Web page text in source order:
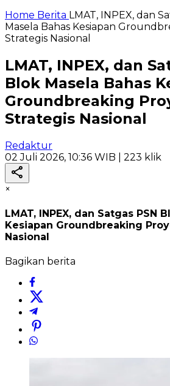
Home Berita LMAT, INPEX, dan
Masela Bahas Kesiapan
Strategis Nasional
LMAT, INPEX, dan
Blok Masela Bahas
Groundbreaking
Strategis Nasional
Redaktur
02 Juli 2026, 10:36 WIB | 223 klik
×
LMAT, INPEX, dan Satgas PSN
Kesiapan Groundbreaking
Nasional
Bagikan berita